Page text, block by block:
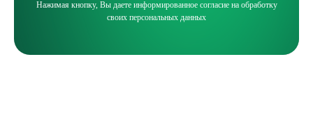
Нажимая кнопку, Вы даете информированное согласие на обработку
своих персональных данных